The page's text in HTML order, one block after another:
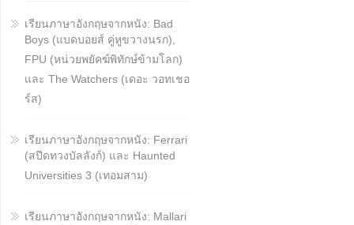
เรียนภาษาอังกฤษจากหนัง: Bad
Boys (แบดบอยส์ คู่หูขวางนรก),
FPU (หน่วยพยัคฆ์พิทักษ์ข้ามโลก)
และ The Watchers (เดอะ วอทเชอ
ร์ส)
เรียนภาษาอังกฤษจากหนัง: Ferrari
(สปีดทวงบัลลังก์) และ Haunted
Universities 3 (เทอมสาม)
เรียนภาษาอังกฤษจากหนัง: Mallari